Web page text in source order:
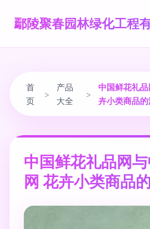
鄢陵聚春园林绿化工程
首
页
>
产品
大全
>
中国鲜花礼
卉小类商品
中国鲜花礼品网
网 花卉小类商品